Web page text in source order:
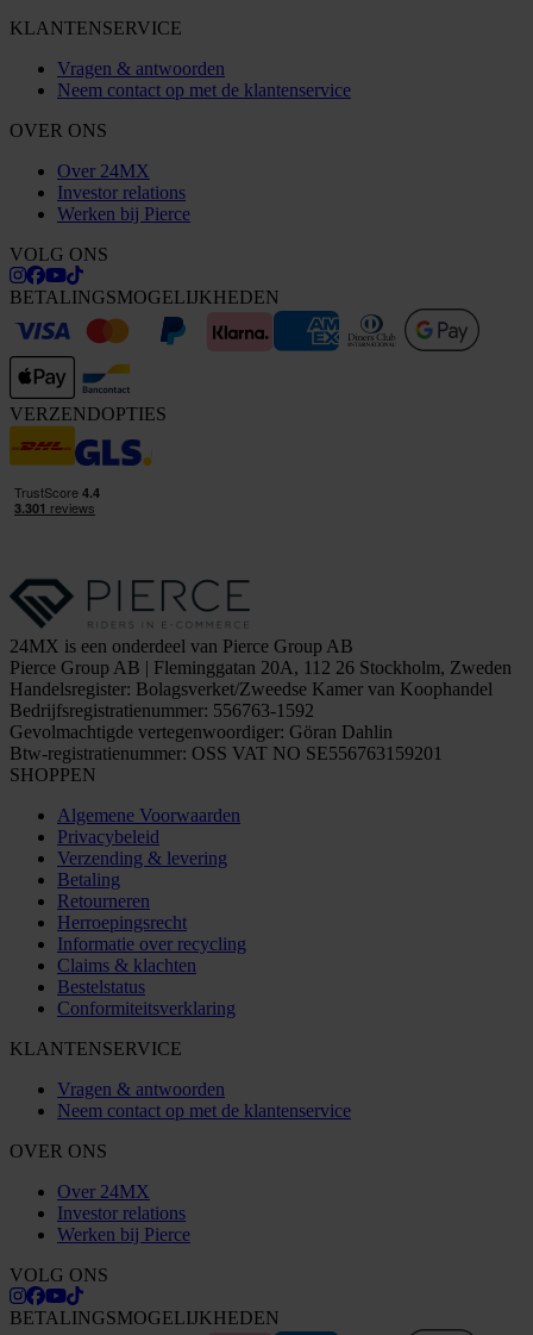
KLANTENSERVICE
Vragen & antwoorden
Neem contact op met de klantenservice
OVER ONS
Over 24MX
Investor relations
Werken bij Pierce
VOLG ONS
BETALINGSMOGELIJKHEDEN
VERZENDOPTIES
24MX is een onderdeel van Pierce Group AB
Pierce Group AB | Fleminggatan 20A, 112 26 Stockholm, Zweden
Handelsregister: Bolagsverket/Zweedse Kamer van Koophandel
Bedrijfsregistratienummer: 556763-1592
Gevolmachtigde vertegenwoordiger: Göran Dahlin
Btw-registratienummer: OSS VAT NO SE556763159201
SHOPPEN
Algemene Voorwaarden
Privacybeleid
Verzending & levering
Betaling
Retourneren
Herroepingsrecht
Informatie over recycling
Claims & klachten
Bestelstatus
Conformiteitsverklaring
KLANTENSERVICE
Vragen & antwoorden
Neem contact op met de klantenservice
OVER ONS
Over 24MX
Investor relations
Werken bij Pierce
VOLG ONS
BETALINGSMOGELIJKHEDEN